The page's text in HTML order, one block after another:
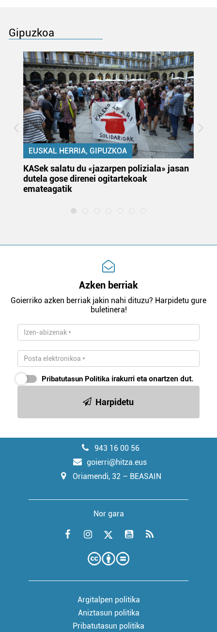
Gipuzkoa
EUSKAL HERRIA, GIPUZKOA
KASek salatu du «jazarpen poliziala» jasan
dutela gose direnei ogitartekoak
emateagatik
Azken berriak
Goierriko azken berriak jakin nahi dituzu? Harpidetu gure
buletinera!
Pribatutasun Politika irakurri eta onartzen dut.
Harpidetu
943 16 00 56
goierri@hitza.eus
Oriamendi, 32 – BEASAIN
Nor gara
Argitalpen politika
Aniztasun politika
Pribatutasun politika